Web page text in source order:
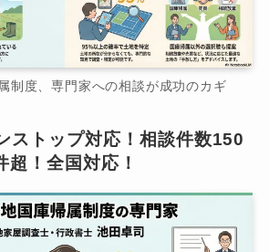
制度、専門家への相談が成功のカギ
ストップ対応！相談件数150
超！全国対応！